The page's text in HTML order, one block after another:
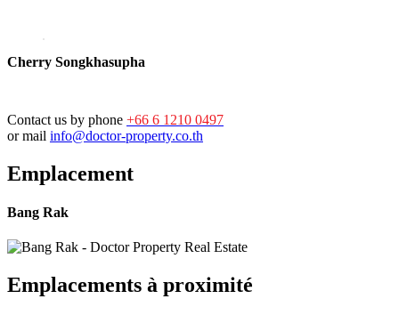
Cherry Songkhasupha
Contact us by phone +66 6 1210 0497
or mail info@doctor-property.co.th
Emplacement
Bang Rak
Emplacements à proximité